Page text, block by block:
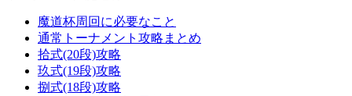
魔道杯周回に必要なこと
通常トーナメント攻略まとめ
拾式(20段)攻略
玖式(19段)攻略
捌式(18段)攻略